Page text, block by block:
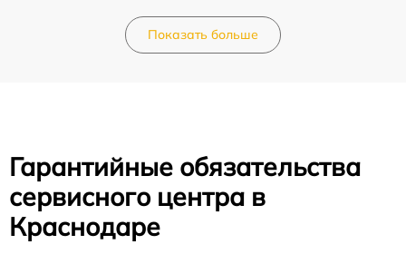
Показать больше
Гарантийные обязательства
сервисного центра в
Краснодаре